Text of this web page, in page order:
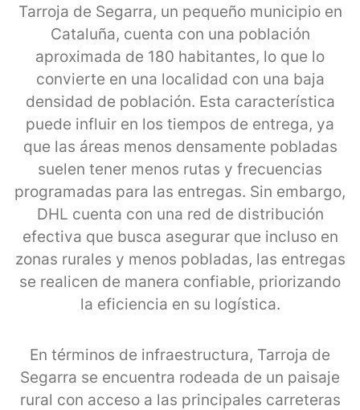
Tarroja de Segarra, un pequeño municipio en
Cataluña, cuenta con una población
aproximada de 180 habitantes, lo que lo
convierte en una localidad con una baja
densidad de población. Esta característica
puede influir en los tiempos de entrega, ya
que las áreas menos densamente pobladas
suelen tener menos rutas y frecuencias
programadas para las entregas. Sin embargo,
DHL cuenta con una red de distribución
efectiva que busca asegurar que incluso en
zonas rurales y menos pobladas, las entregas
se realicen de manera confiable, priorizando
la eficiencia en su logística.
En términos de infraestructura, Tarroja de
Segarra se encuentra rodeada de un paisaje
rural con acceso a las principales carreteras